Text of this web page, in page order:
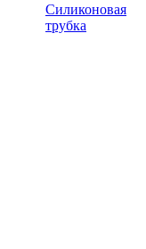
Силиконовая
трубка